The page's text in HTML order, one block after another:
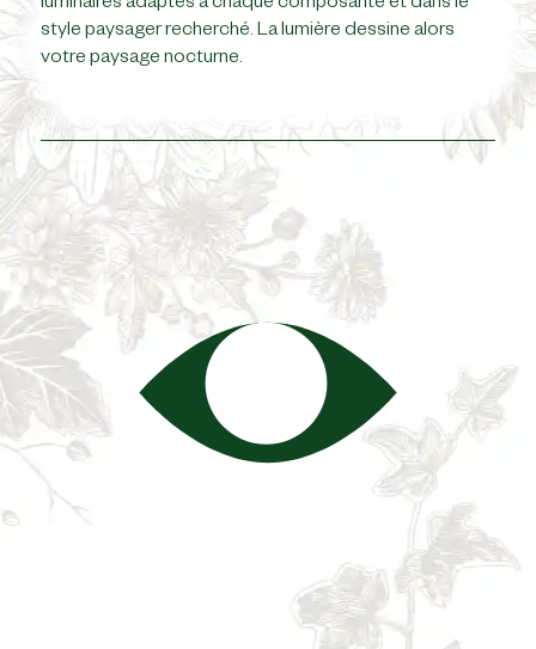
luminaires adaptés à chaque composante et dans le
style paysager recherché. La lumière dessine alors
votre paysage nocturne.